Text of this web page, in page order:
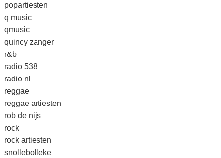
popartiesten
q music
qmusic
quincy zanger
r&b
radio 538
radio nl
reggae
reggae artiesten
rob de nijs
rock
rock artiesten
snollebolleke